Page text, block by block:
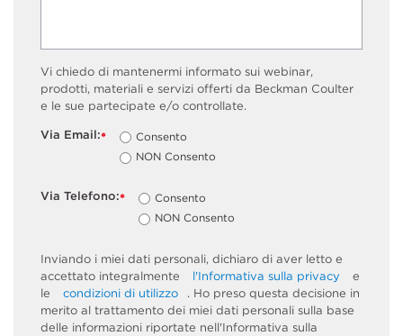
Vi chiedo di mantenermi informato sui webinar,
prodotti, materiali e servizi offerti da Beckman Coulter
e le sue partecipate e/o controllate.
*
Via Email:
Consento
NON Consento
*
Via Telefono:
Consento
NON Consento
Inviando i miei dati personali, dichiaro di aver letto e
accettato integralmente
l'Informativa sulla privacy
e
le
condizioni di utilizzo
. Ho preso questa decisione in
merito al trattamento dei miei dati personali sulla base
delle informazioni riportate nell'Informativa sulla